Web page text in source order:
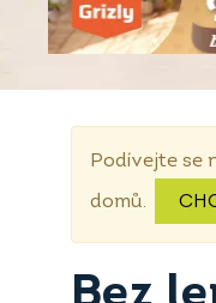
Podívejte se
domů.